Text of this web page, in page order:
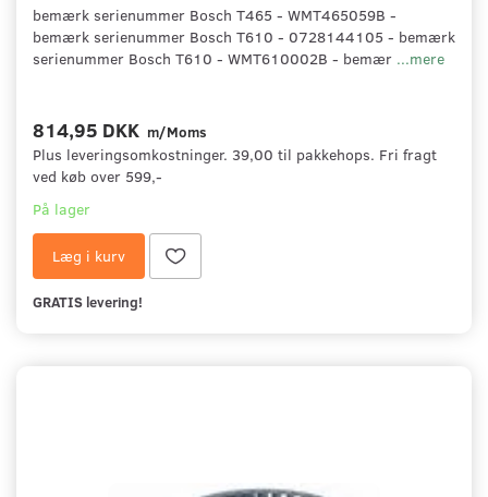
bemærk serienummer Bosch T465 - WMT465059B -
bemærk serienummer Bosch T610 - 0728144105 - bemærk
serienummer Bosch T610 - WMT610002B - bemær ...mere
814,95 DKK m/Moms
Plus leveringsomkostninger. 39,00 til pakkehops. Fri fragt
ved køb over 599,-
På lager
Læg i kurv
GRATIS levering!